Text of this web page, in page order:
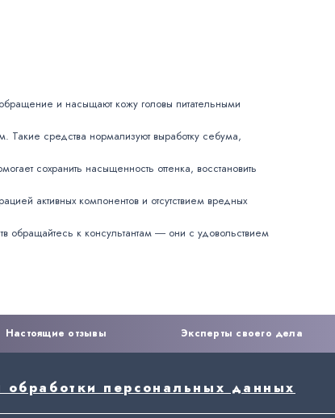
и насыщают кожу головы питательными
средства нормализуют выработку себума,
сохранить насыщенность оттенка, восстановить
активных компонентов и отсутствием вредных
обращайтесь к консультантам ― они с удовольствием
Настоящие отзывы Эксперты своего дела
обработки персональных данных